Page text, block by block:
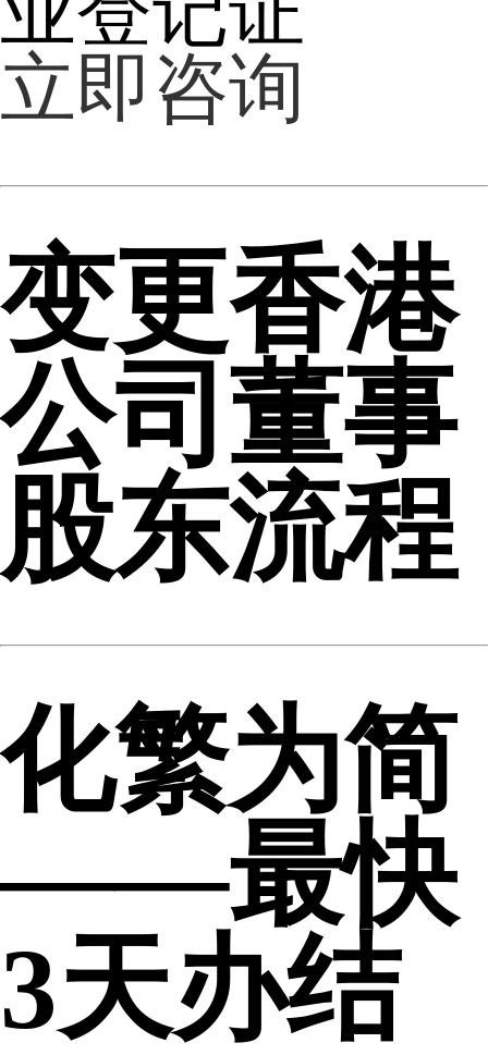
立即咨询
变更香港
公司董事
股东流程
化繁为简
——最快
3天办结